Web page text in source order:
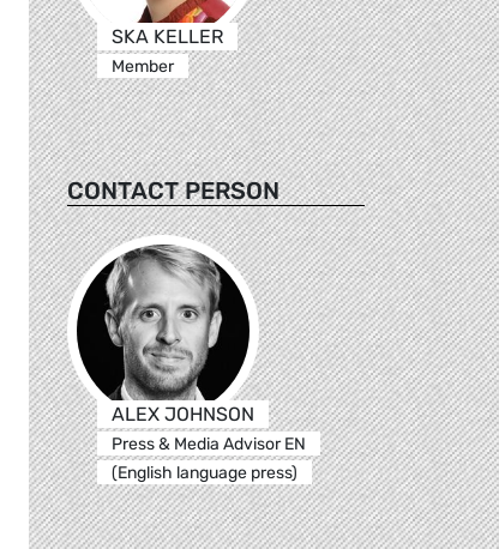
SKA KELLER
Member
CONTACT PERSON
ALEX JOHNSON
Press & Media Advisor EN
(English language press)